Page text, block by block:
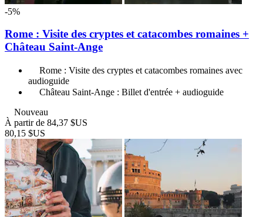
-5%
Rome : Visite des cryptes et catacombes romaines +
Château Saint-Ange
Rome : Visite des cryptes et catacombes romaines avec
audioguide
Château Saint-Ange : Billet d'entrée + audioguide
Nouveau
À partir de 84,37 $US
80,15 $US